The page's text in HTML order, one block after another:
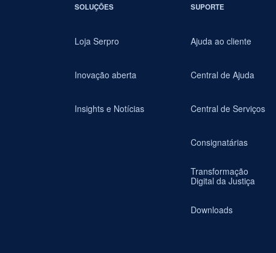
SOLUÇÕES
Loja Serpro
Inovação aberta
Insights e Notícias
SUPORTE
Ajuda ao cliente
Central de Ajuda
Central de Serviços
Consignatárias
Transformação
Digital da Justiça
Downloads